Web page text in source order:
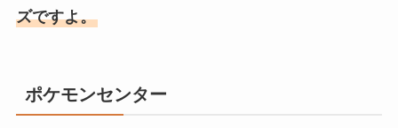
ズですよ。
ポケモンセンター